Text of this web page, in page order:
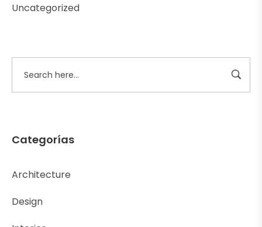
Uncategorized
Categorías
Architecture
Design